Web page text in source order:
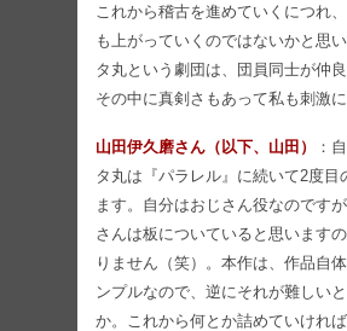
これから稽古を進めていくにつれ
も上がっていくのではないかと思
タ丸という劇団は、団員同士が仲良
その中に真剣さもあって私も刺激に
山田伊久磨さん（以下、山田）
：
タ丸は『パラレル』に続いて2度目
ます。自分はおじさん役なのです
さんは板についていると思います
りません（笑）。本作は、作品自
ンプルなので、逆にそれが難しい
か。これから何とか詰めていけれ